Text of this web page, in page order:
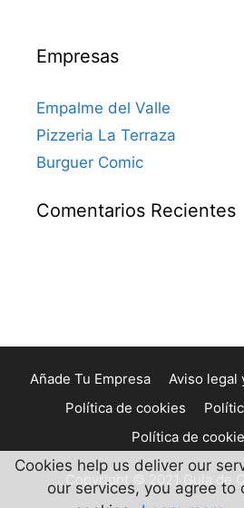
Empresas
Empalme del Valle
Pizzeria La Terraza
Burguer Comic
Comentarios Recientes
Añade Tu Empresa
Aviso legal
Política de cookies
Política de
Copyright © 2021 Guia de
Cookies help us deliver our
our services, you agree to